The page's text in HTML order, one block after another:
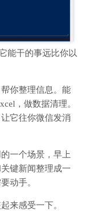
能干的事远比你以
你整理信息。能
，做数据清理。
它往你微信发消
一个场景，早上
键新闻整理成一
动手。
来感受一下。